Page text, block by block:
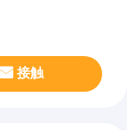
接触